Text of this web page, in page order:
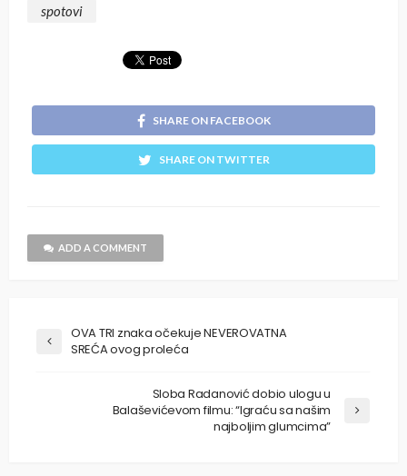
spotovi
SHARE ON FACEBOOK
SHARE ON TWITTER
ADD A COMMENT
OVA TRI znaka očekuje NEVEROVATNA
SREĆA ovog proleća
Sloba Radanović dobio ulogu u
Balaševićevom filmu: “Igraću sa našim
najboljim glumcima”